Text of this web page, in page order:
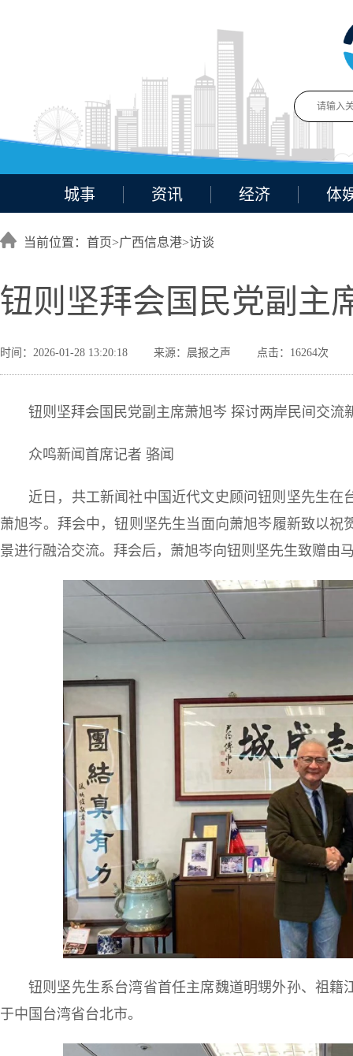
城事 资讯 经济 体
当前位置：首页>广西信息港>访谈
钮则坚拜会国民党副主
时间：2026-01-28 13:20:18 来源：晨报之声 点击：16264次
钮则坚拜会国民党副主席萧旭岑 探讨两岸民间交流
众鸣新闻首席记者 骆闻
近日，共工新闻社中国近代文史顾问钮则坚先生
萧旭岑。拜会中，钮则坚先生当面向萧旭岑履新致以
景进行融洽交流。拜会后，萧旭岑向钮则坚先生致赠由
钮则坚先生系台湾省首任主席魏道明甥外孙、祖籍
于中国台湾省台北市。